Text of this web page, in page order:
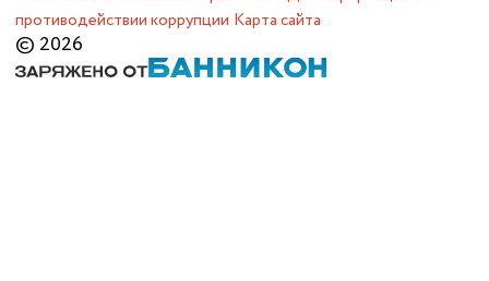
противодействии коррупции Карта сайта
© 2026